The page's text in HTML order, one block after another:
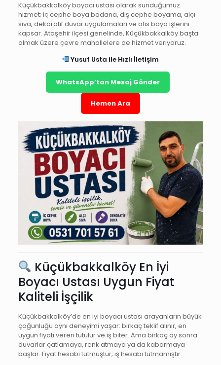
Küçükbakkalköy boyacı ustası olarak sunduğumuz
hizmet; iç cephe boya badana, dış cephe boyama, alçı
sıva, dekoratif duvar uygulamaları ve ofis boya işlerini
kapsar. Ataşehir ilçesi genelinde, Küçükbakkalköy başta
olmak üzere çevre mahallelere de hizmet veriyoruz.
Yusuf Usta ile Hızlı İletişim
WhatsApp’tan Mesaj Gönder
Hemen Ara
Küçükbakkalköy En İyi
Boyacı Ustası Uygun Fiyat
Kaliteli İşçilik
Küçükbakkalköy’de en iyi boyacı ustası arayanların büyük
çoğunluğu aynı deneyimi yaşar: birkaç teklif alınır, en
uygun fiyatı veren tutulur ve iş biter. Ama birkaç ay sonra
duvarlar çatlamaya, renk atmaya ya da kabarmaya
başlar. Fiyat hesabı tutmuştur; iş hesabı tutmamıştır.